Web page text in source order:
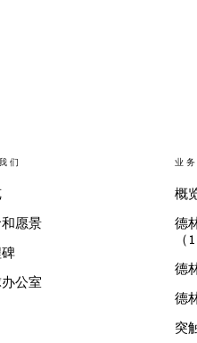
们
愿景
公室
业
概
德
（
德
德
突